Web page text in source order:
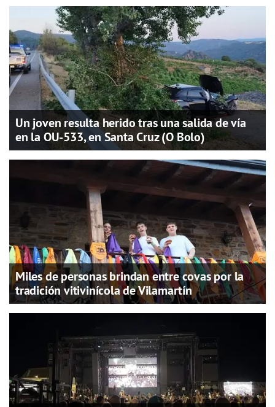
Un joven resulta herido tras una salida de vía
en la OU-533, en Santa Cruz (O Bolo)
Miles de personas brindan entre covas por la
tradición vitivinícola de Vilamartín